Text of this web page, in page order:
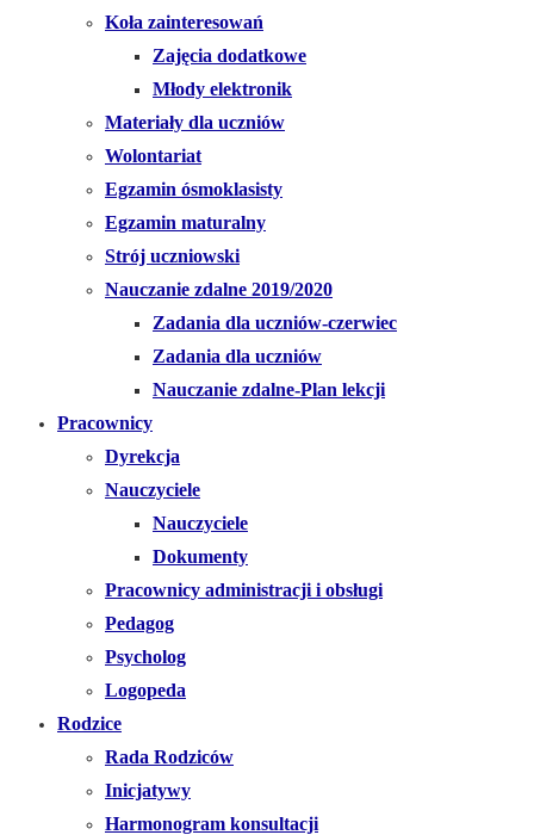
Koła zainteresowań
Zajęcia dodatkowe
Młody elektronik
Materiały dla uczniów
Wolontariat
Egzamin ósmoklasisty
Egzamin maturalny
Strój uczniowski
Nauczanie zdalne 2019/2020
Zadania dla uczniów-czerwiec
Zadania dla uczniów
Nauczanie zdalne-Plan lekcji
Pracownicy
Dyrekcja
Nauczyciele
Nauczyciele
Dokumenty
Pracownicy administracji i obsługi
Pedagog
Psycholog
Logopeda
Rodzice
Rada Rodziców
Inicjatywy
Harmonogram konsultacji